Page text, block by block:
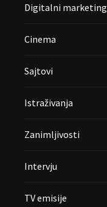
Digitalni marketing
Cinema
Sajtovi
Istraživanja
Zanimljivosti
Intervju
TV emisije